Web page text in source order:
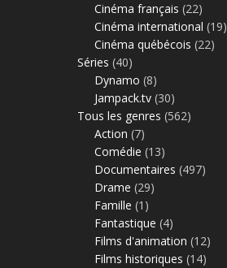
Cinéma français (22)
Cinéma international (19)
Cinéma québécois (22)
Séries (40)
Dynamo (8)
Jampack.tv (30)
Tous les genres (562)
Action (7)
Comédie (13)
Documentaires (497)
Drame (29)
Famille (1)
Fantastique (4)
Films d'animation (12)
Films historiques (14)